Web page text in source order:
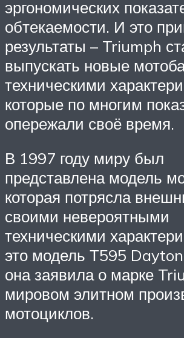
эргономических
обтекаемости. И это
результаты – Triumph
выпускать новые
техническими
которые по многим
опережали своё время.
В 1997 году миру был
представлена модель
которая потрясла
своими невероятными
техническими
это модель Т595
она заявила о марке
мировом элитном
мотоциклов.